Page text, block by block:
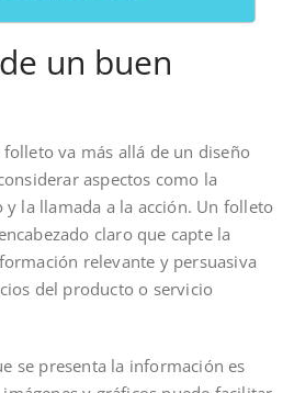
un buen
va más allá de un diseño
aspectos como la
la llamada a la acción. Un folleto
claro que capte la
relevante y persuasiva
del producto o servicio
se presenta la información es